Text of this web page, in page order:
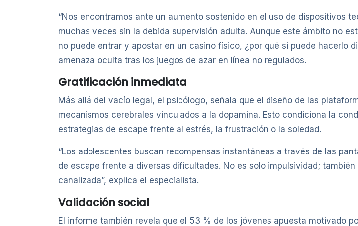
“Nos encontramos ante un aumento sostenido en el uso de dispositivos
muchas veces sin la debida supervisión adulta. Aunque este ámbito no
no puede entrar y apostar en un casino físico, ¿por qué si puede hacerlo
amenaza oculta tras los juegos de azar en línea no regulados.
Gratificación inmediata
Más allá del vacío legal, el psicólogo, señala que el diseño de las
mecanismos cerebrales vinculados a la dopamina. Esto condiciona la
estrategias de escape frente al estrés, la frustración o la soledad.
“Los adolescentes buscan recompensas instantáneas a través de las
de escape frente a diversas dificultades. No es solo impulsividad;
canalizada”, explica el especialista.
Validación social
El informe también revela que el 53 % de los jóvenes apuesta motivado